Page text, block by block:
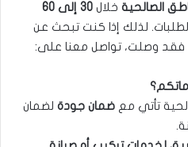
الصالحية خلال
30 إلى 60
لذلك إذا كنت تبحث عن
فقد وصلت، تواصل معنا على:
تأتي مع ضمان جودة لضمان